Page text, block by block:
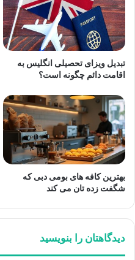
تبدیل ویزای تحصیلی انگلیس به
اقامت دائم چگونه است؟
بهترین کافه های بومی دبی که
شگفت زده تان می کند
دیدگاهتان را بنویسید